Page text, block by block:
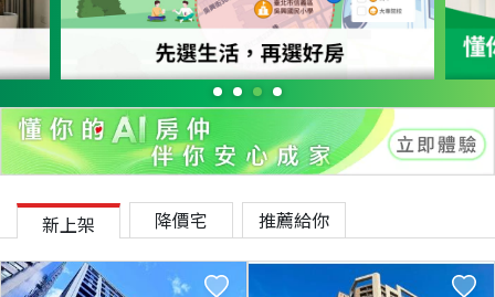
新上架 降價宅 推薦給你